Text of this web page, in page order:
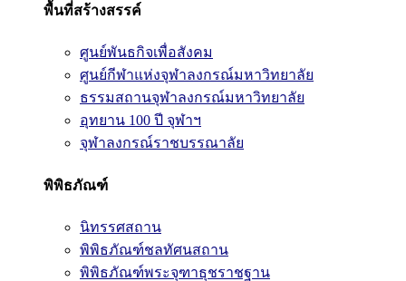
พื้นที่สร้างสรรค์
ศูนย์พันธกิจเพื่อสังคม
ศูนย์กีฬาแห่งจุฬาลงกรณ์มหาวิทยาลัย
ธรรมสถานจุฬาลงกรณ์มหาวิทยาลัย
อุทยาน 100 ปี จุฬาฯ
จุฬาลงกรณ์ราชบรรณาลัย
พิพิธภัณฑ์
นิทรรศสถาน
พิพิธภัณฑ์ชลทัศนสถาน
พิพิธภัณฑ์พระจุฑาธุชราชฐาน